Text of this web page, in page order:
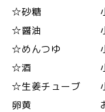
☆砂糖 小
☆醤油 小
☆めんつゆ 小
☆酒 小さ
☆生姜チューブ
卵黄 お好